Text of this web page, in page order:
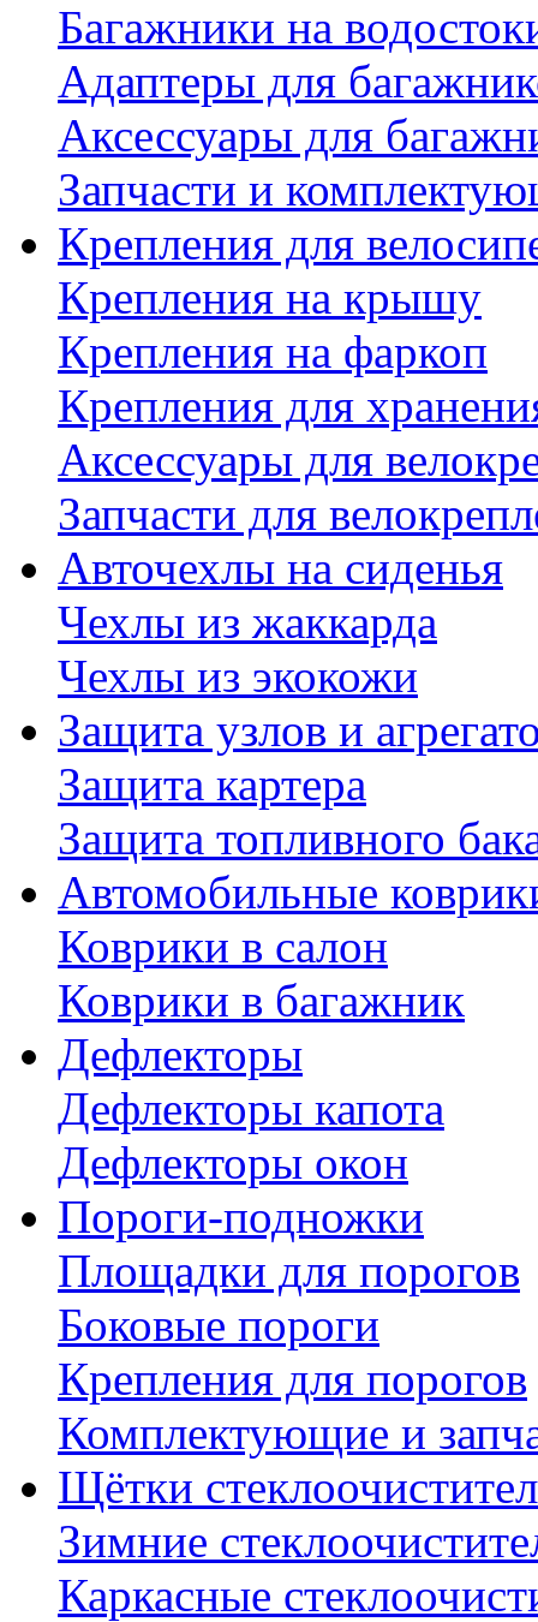
Багажники на
Адаптеры для
Аксессуары для
Запчасти и
Крепления для
Крепления на крышу
Крепления на фаркоп
Крепления для
Аксессуары для
Запчасти для
Авточехлы на сиденья
Чехлы из жаккарда
Чехлы из экокожи
Защита узлов и
Защита картера
Защита топливного
Автомобильные
Коврики в салон
Коврики в багажник
Дефлекторы
Дефлекторы капота
Дефлекторы окон
Пороги-подножки
Площадки для порогов
Боковые пороги
Крепления для порогов
Комплектующие и
Щётки
Зимние
Каркасные